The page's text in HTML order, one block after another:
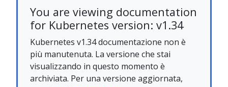
You are viewing documentation
for Kubernetes version: v1.34
Kubernetes v1.34 documentazione non è
più manutenuta. La versione che stai
visualizzando in questo momento è
archiviata. Per una versione aggiornata,